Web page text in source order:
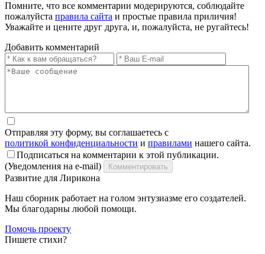
Помните, что все комментарии модерируются, соблюдайте
пожалуйста правила сайта и простые правила приличия!
Уважайте и цените друг друга, и, пожалуйста, не ругайтесь!
Добавить комментарий
Отправляя эту форму, вы соглашаетесь с
политикой конфиденциальности и правилами нашего сайта.
Подписаться на комментарии к этой публикации.
(Уведомления на e-mail)
Комментировать
Развитие для Лирикона
Наш сборник работает на голом энтузиазме его создателей.
Мы благодарны любой помощи.
Помочь проекту
Пишете стихи?